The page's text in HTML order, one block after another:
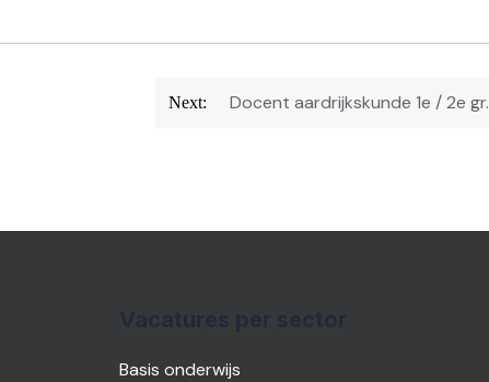
Next: Docent aardrijkskunde 1e / 2e gr.
Basis onderwijs